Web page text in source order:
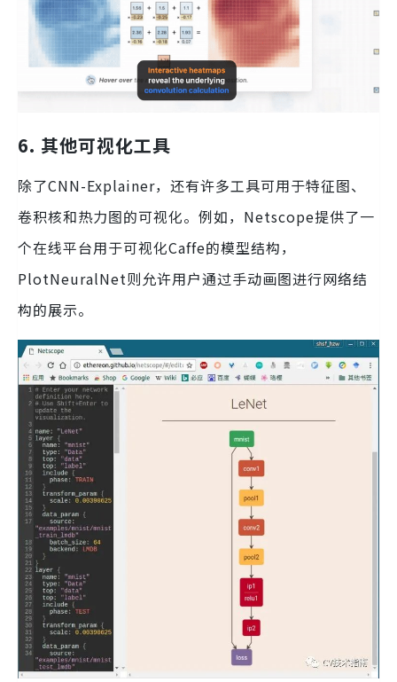
6. 其他可视化工具
除了CNN-Explainer，还有许多工具可用于特征图、
卷积核和热力图的可视化。例如，Netscope提供了一
个在线平台用于可视化Caffe的模型结构，
PlotNeuralNet则允许用户通过手动画图进行网络结
构的展示。